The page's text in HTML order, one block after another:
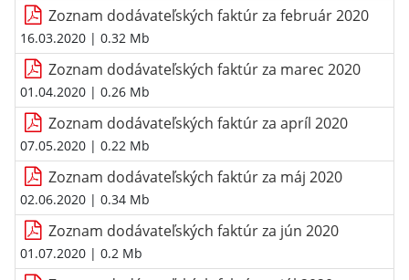
Zoznam dodávateľských faktúr za február 2020
16.03.2020 | 0.32 Mb
Zoznam dodávateľských faktúr za marec 2020
01.04.2020 | 0.26 Mb
Zoznam dodávateľských faktúr za apríl 2020
07.05.2020 | 0.22 Mb
Zoznam dodávateľských faktúr za máj 2020
02.06.2020 | 0.34 Mb
Zoznam dodávateľských faktúr za jún 2020
01.07.2020 | 0.2 Mb